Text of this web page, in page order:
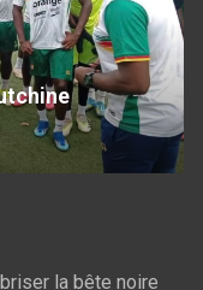
la bête noire